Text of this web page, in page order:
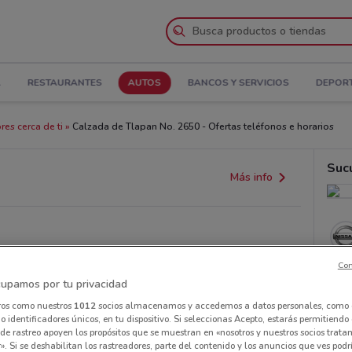
RESTAURANTES AUTOS BANCOS Y SERVICIOS
cerca de ti Calzada de Tlapan No. 2650 - Ofertas teléfonos e horarios
Más info
por tu privacidad
como nuestros 1012socios almacenamos y accedemos a datos personales, como
identificadores únicos, en tu dispositivo. Si seleccionas Acepto, estarás
rastreo apoyen los propósitos que se muestran en «nosotros y nuestros socios
Si se deshabilitan los rastreadores, parte del contenido y los anuncios que ves